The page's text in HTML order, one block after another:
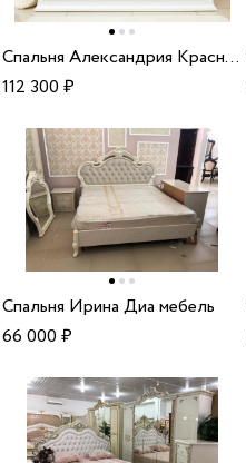
Cпальня Александрия Краснодар
112 300₽
Спальня Ирина Диа мебель
66 000₽